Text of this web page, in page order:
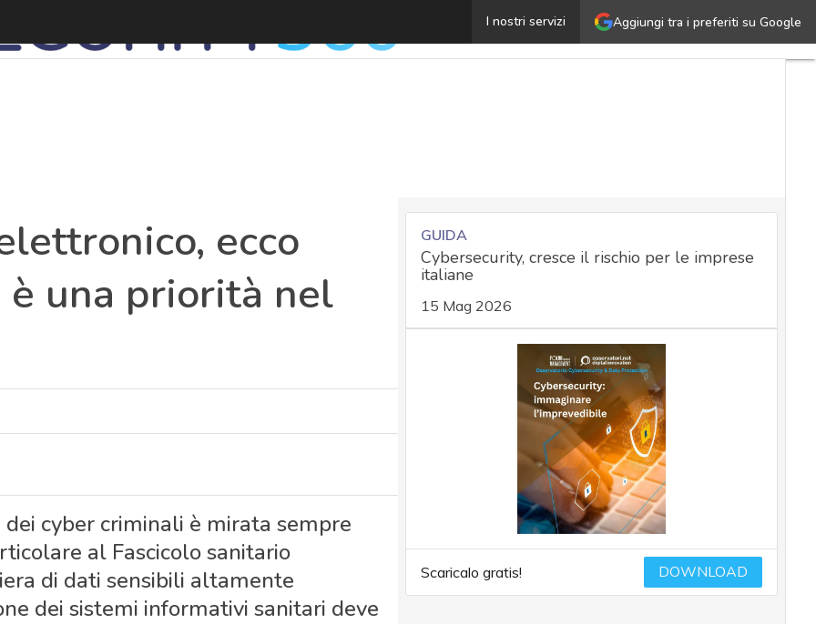
Aggiungi tra i preferiti su Google
I nostri servizi
Fascicolo sanitario elettronico, ecco perché
ecco
una priorità nel
cyber criminali è mirata sempre
al Fascicolo sanitario
di dati sensibili altamente
dei sistemi informativi sanitari deve
GUIDA
Cybersecurity, cresce il rischio per le imprese
italiane
15 Mag 2026
Scaricalo gratis! DOWNLOAD